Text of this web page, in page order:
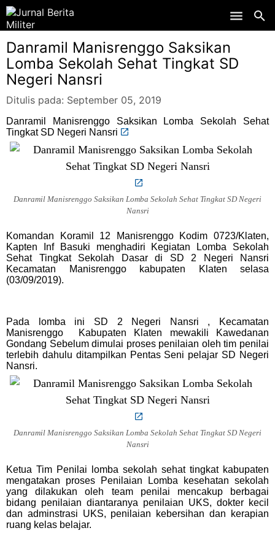
Danramil Manisrenggo Saksikan
Lomba Sekolah Sehat Tingkat SD
Negeri Nansri
Ditulis pada: September 05, 2019
Danramil Manisrenggo Saksikan Lomba Sekolah Sehat
Tingkat SD Negeri Nansri
Danramil Manisrenggo Saksikan Lomba Sekolah Sehat Tingkat SD Negeri
Nansri
Komandan Koramil 12 Manisrenggo Kodim 0723/Klaten,
Kapten Inf Basuki menghadiri Kegiatan Lomba Sekolah
Sehat Tingkat Sekolah Dasar di SD 2 Negeri Nansri
Kecamatan Manisrenggo kabupaten Klaten selasa
(03/09/2019).
Pada lomba ini SD 2 Negeri Nansri , Kecamatan
Manisrenggo Kabupaten Klaten mewakili Kawedanan
Gondang Sebelum dimulai proses penilaian oleh tim penilai
terlebih dahulu ditampilkan Pentas Seni pelajar SD Negeri
Nansri.
Danramil Manisrenggo Saksikan Lomba Sekolah Sehat Tingkat SD Negeri
Nansri
Ketua Tim Penilai lomba sekolah sehat tingkat kabupaten
mengatakan proses Penilaian Lomba kesehatan sekolah
yang dilakukan oleh team penilai mencakup berbagai
bidang penilaian diantaranya penilaian UKS, dokter kecil
dan adminstrasi UKS, penilaian kebersihan dan kerapian
ruang kelas belajar.